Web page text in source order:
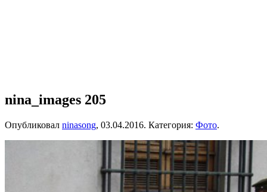
nina_images 205
Опубликовал ninasong, 03.04.2016. Категория: Фото.